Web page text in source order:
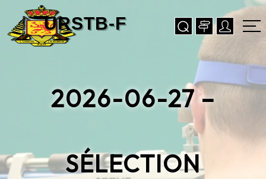
2026-06-27 –
SÉLECTION